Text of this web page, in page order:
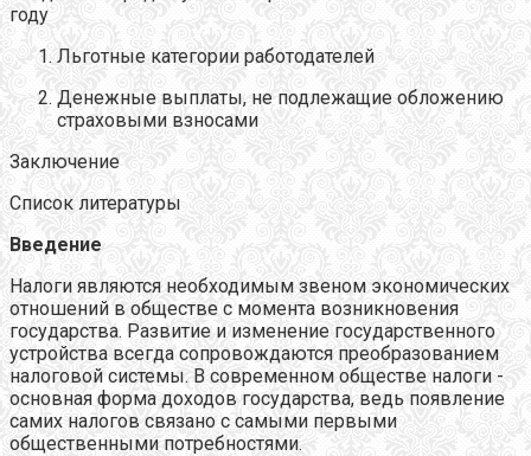
году
Льготные категории работодателей
Денежные выплаты, не подлежащие обложению
страховыми взносами
Заключение
Список литературы
Введение
Налоги являются необходимым звеном экономических
отношений в обществе с момента возникновения
государства. Развитие и изменение государственного
устройства всегда сопровождаются преобразованием
налоговой системы. В современном обществе налоги -
основная форма доходов государства, ведь появление
самих налогов связано с самыми первыми
общественными потребностями.